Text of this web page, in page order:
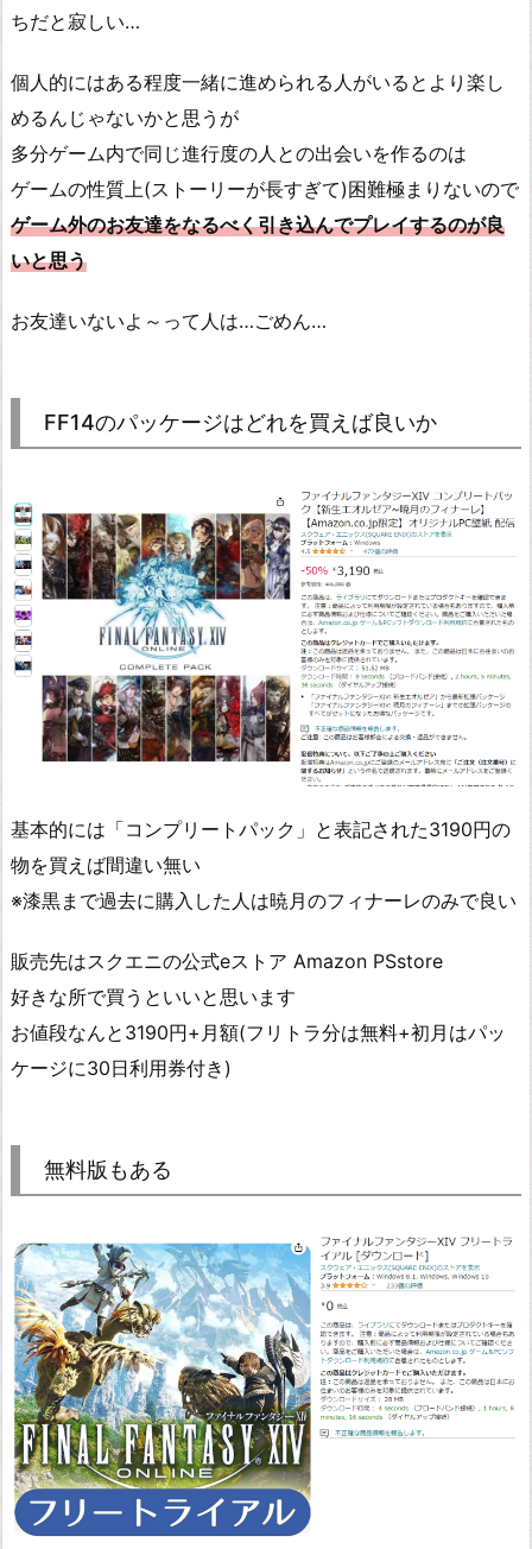
ちだと寂しい…
個人的にはある程度一緒に進められる人がいるとより楽し
めるんじゃないかと思うが
多分ゲーム内で同じ進行度の人との出会いを作るのは
ゲームの性質上(ストーリーが長すぎて)困難極まりないので
ゲーム外のお友達をなるべく引き込んでプレイするのが良
いと思う
お友達いないよ～って人は…ごめん…
FF14のパッケージはどれを買えば良いか
基本的には「コンプリートパック」と表記された3190円の
物を買えば間違い無い
※漆黒まで過去に購入した人は暁月のフィナーレのみで良い
販売先はスクエニの公式eストア Amazon PSstore
好きな所で買うといいと思います
お値段なんと3190円+月額(フリトラ分は無料+初月はパッ
ケージに30日利用券付き)
無料版もある